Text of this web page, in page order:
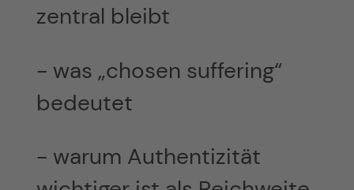
zentral bleibt
- was „chosen suffering“
bedeutet
- warum Authentizität